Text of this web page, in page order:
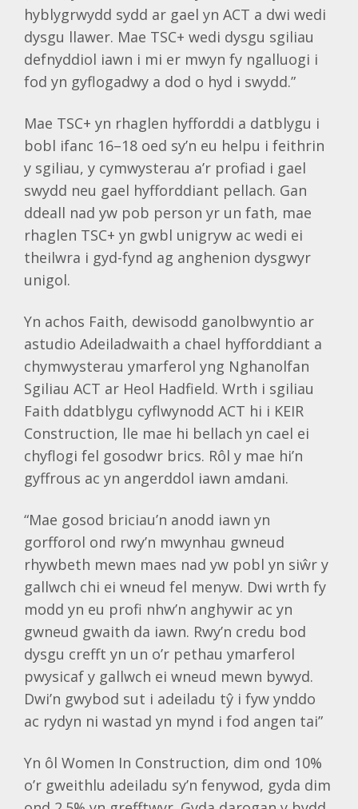
hyblygrwydd sydd ar gael yn ACT a dwi wedi
dysgu llawer. Mae TSC+ wedi dysgu sgiliau
defnyddiol iawn i mi er mwyn fy ngalluogi i
fod yn gyflogadwy a dod o hyd i swydd.”
Mae TSC+ yn rhaglen hyfforddi a datblygu i
bobl ifanc 16–18 oed sy’n eu helpu i feithrin
y sgiliau, y cymwysterau a’r profiad i gael
swydd neu gael hyfforddiant pellach. Gan
ddeall nad yw pob person yr un fath, mae
rhaglen TSC+ yn gwbl unigryw ac wedi ei
theilwra i gyd-fynd ag anghenion dysgwyr
unigol.
Yn achos Faith, dewisodd ganolbwyntio ar
astudio Adeiladwaith a chael hyfforddiant a
chymwysterau ymarferol yng Nghanolfan
Sgiliau ACT ar Heol Hadfield. Wrth i sgiliau
Faith ddatblygu cyflwynodd ACT hi i KEIR
Construction, lle mae hi bellach yn cael ei
chyflogi fel gosodwr brics. Rôl y mae hi’n
gyffrous ac yn angerddol iawn amdani.
“Mae gosod briciau’n anodd iawn yn
gorfforol ond rwy’n mwynhau gwneud
rhywbeth mewn maes nad yw pobl yn siŵr y
gallwch chi ei wneud fel menyw. Dwi wrth fy
modd yn eu profi nhw’n anghywir ac yn
gwneud gwaith da iawn. Rwy’n credu bod
dysgu crefft yn un o’r pethau ymarferol
pwysicaf y gallwch ei wneud mewn bywyd.
Dwi’n gwybod sut i adeiladu tŷ i fyw ynddo
ac rydyn ni wastad yn mynd i fod angen tai”
Yn ôl Women In Construction, dim ond 10%
o’r gweithlu adeiladu sy’n fenywod, gyda dim